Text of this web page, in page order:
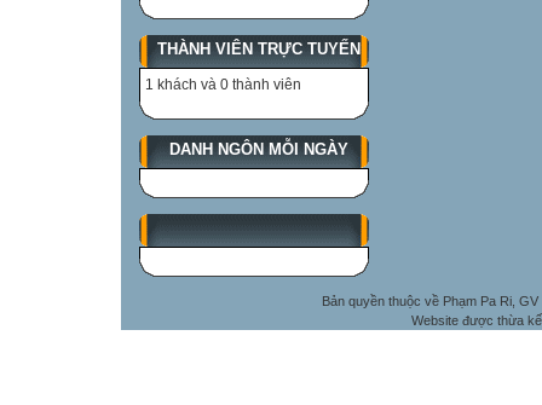
THÀNH VIÊN TRỰC TUYẾN
1 khách và 0 thành viên
DANH NGÔN MỖI NGÀY
Bản quyền thuộc về Phạm Pa Ri,
Website được thừa